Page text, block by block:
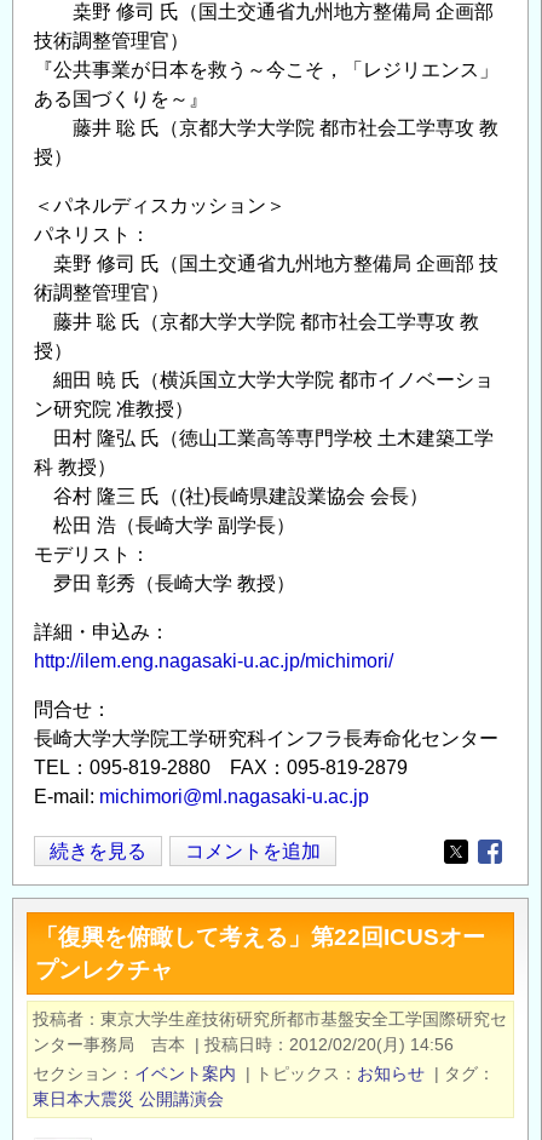
桒野 修司 氏（国土交通省九州地方整備局 企画部
技術調整管理官）
『公共事業が日本を救う～今こそ，「レジリエンス」
ある国づくりを～』
藤井 聡 氏（京都大学大学院 都市社会工学専攻 教
授）
＜パネルディスカッション＞
パネリスト：
桒野 修司 氏（国土交通省九州地方整備局 企画部 技
術調整管理官）
藤井 聡 氏（京都大学大学院 都市社会工学専攻 教
授）
細田 暁 氏（横浜国立大学大学院 都市イノベーショ
ン研究院 准教授）
田村 隆弘 氏（徳山工業高等専門学校 土木建築工学
科 教授）
谷村 隆三 氏（(社)長崎県建設業協会 会長）
松田 浩（長崎大学 副学長）
モデリスト：
夛田 彰秀（長崎大学 教授）
詳細・申込み：
http://ilem.eng.nagasaki-u.ac.jp/michimori/
問合せ：
長崎大学大学院工学研究科インフラ長寿命化センター
TEL：095-819-2880 FAX：095-819-2879
E-mail: michimori@ml.nagasaki-u.ac.jp
シ
ン
ポ
ジ
ウ
ム
「日
本
を
元
続きを見る コメントを追加
Opens in
「復興を俯瞰して考える」第22回ICUSオー
プンレクチャ
投稿者
東京大学生産技術研究所都市基盤安全工学国際研究セ
ンター事務局 吉本
| 投稿日時
2012/02/20(月) 14:56
セクション
イベント案内 | トピックス お知らせ | タグ
東日本大震災 公開講演会